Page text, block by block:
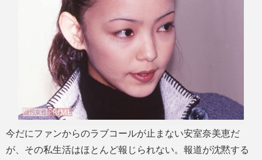
今だにファンからのラブコールが止まない安室奈美恵だ
が、その私生活はほとんど報じられない。報道が沈黙する